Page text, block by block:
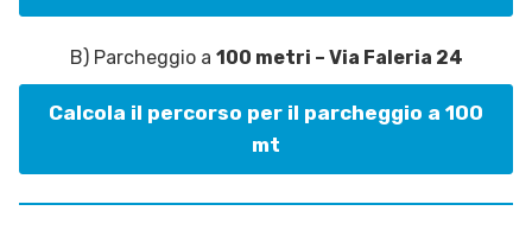
B) Parcheggio a 100 metri – Via Faleria 24
Calcola il percorso per il parcheggio a 100
mt